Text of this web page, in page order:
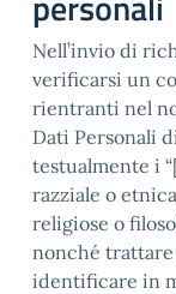
Nell’invio di
verificarsi un
rientranti nel
Dati Personali
testualmente i
razziale o
religiose o
nonché
identificare in